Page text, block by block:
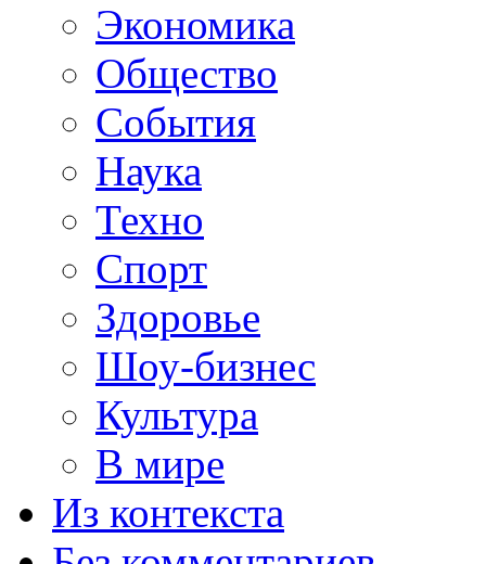
Экономика
Общество
События
Наука
Техно
Спорт
Здоровье
Шоу-бизнес
Культура
В мире
Из контекста